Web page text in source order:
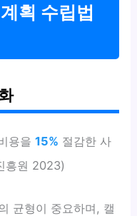
획 수립법
용을15% 절감한 사
흥원 2023)
균형이 중요하며, 캘